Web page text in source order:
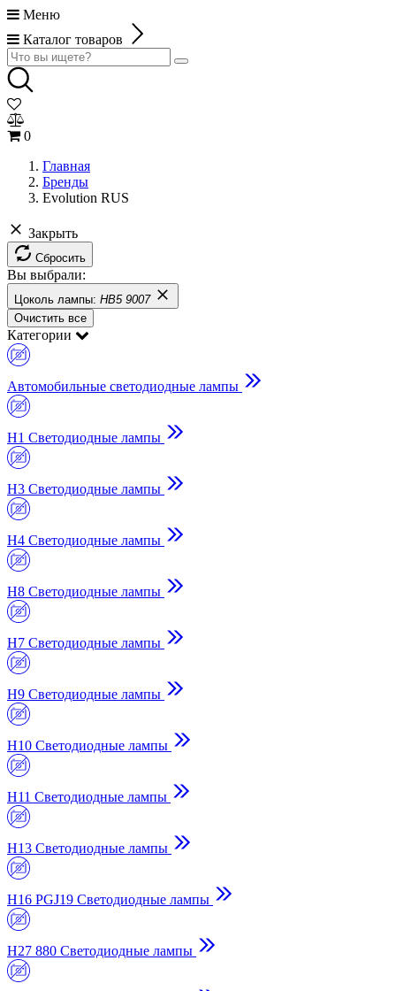
Меню
Каталог товаров
0
Главная
Бренды
Evolution RUS
Закрыть
Сбросить
Вы выбрали:
Цоколь лампы: HB5 9007
Очистить все
Категории
Автомобильные светодиодные лампы
H1 Светодиодные лампы
H3 Светодиодные лампы
H4 Светодиодные лампы
H8 Светодиодные лампы
H7 Светодиодные лампы
H9 Светодиодные лампы
H10 Светодиодные лампы
H11 Светодиодные лампы
H13 Светодиодные лампы
H16 PGJ19 Светодиодные лампы
H27 880 Светодиодные лампы